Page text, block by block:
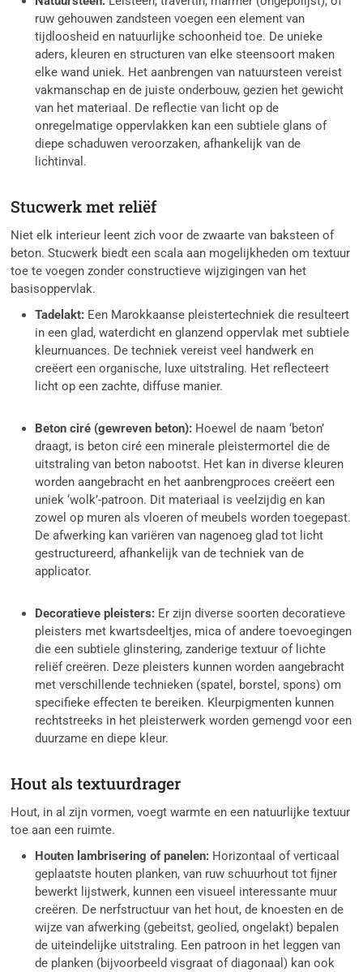
ruw gehouwen zandsteen voegen een element van
tijdloosheid en natuurlijke schoonheid toe. De unieke
aders, kleuren en structuren van elke steensoort maken
elke wand uniek. Het aanbrengen van natuursteen vereist
vakmanschap en de juiste onderbouw, gezien het gewicht
van het materiaal. De reflectie van licht op de
onregelmatige oppervlakken kan een subtiele glans of
diepe schaduwen veroorzaken, afhankelijk van de
lichtinval.
Stucwerk met reliëf
Niet elk interieur leent zich voor de zwaarte van baksteen of
beton. Stucwerk biedt een scala aan mogelijkheden om textuur
toe te voegen zonder constructieve wijzigingen van het
basisoppervlak.
Tadelakt: Een Marokkaanse pleistertechniek die resulteert
in een glad, waterdicht en glanzend oppervlak met subtiele
kleurnuances. De techniek vereist veel handwerk en
creëert een organische, luxe uitstraling. Het reflecteert
licht op een zachte, diffuse manier.
Beton ciré (gewreven beton): Hoewel de naam ‘beton’
draagt, is beton ciré een minerale pleistermortel die de
uitstraling van beton nabootst. Het kan in diverse kleuren
worden aangebracht en het aanbrengproces creëert een
uniek ‘wolk’-patroon. Dit materiaal is veelzijdig en kan
zowel op muren als vloeren of meubels worden toegepast.
De afwerking kan variëren van nagenoeg glad tot licht
gestructureerd, afhankelijk van de techniek van de
applicator.
Decoratieve pleisters: Er zijn diverse soorten decoratieve
pleisters met kwartsdeeltjes, mica of andere toevoegingen
die een subtiele glinstering, zanderige textuur of lichte
reliëf creëren. Deze pleisters kunnen worden aangebracht
met verschillende technieken (spatel, borstel, spons) om
specifieke effecten te bereiken. Kleurpigmenten kunnen
rechtstreeks in het pleisterwerk worden gemengd voor een
duurzame en diepe kleur.
Hout als textuurdrager
Hout, in al zijn vormen, voegt warmte en een natuurlijke textuur
toe aan een ruimte.
Houten lambrisering of panelen: Horizontaal of verticaal
geplaatste houten planken, van ruw schuurhout tot fijner
bewerkt lijstwerk, kunnen een visueel interessante muur
creëren. De nerfstructuur van het hout, de knoesten en de
wijze van afwerking (gebeitst, geolied, ongelakt) bepalen
de uiteindelijke uitstraling. Een patroon in het leggen van
de planken (bijvoorbeeld visgraat of diagonaal) kan ook